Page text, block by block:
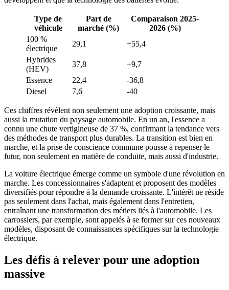
Type de
véhicule
Part de
marché (%)
Comparaison 2025-
2026 (%)
100 %
électrique
29,1
+55,4
Hybrides
(HEV)
37,8
+9,7
Essence
22,4
-36,8
Diesel
7,6 -40
Ces chiffres révèlent non seulement une adoption croissante, mais
aussi la mutation du paysage automobile. En un an, l'essence a
connu une chute vertigineuse de 37 %, confirmant la tendance vers
des méthodes de transport plus durables. La transition est bien en
marche, et la prise de conscience commune pousse à repenser le
futur, non seulement en matière de conduite, mais aussi d'industrie.
La voiture électrique émerge comme un symbole d'une révolution en
marche. Les concessionnaires s'adaptent et proposent des modèles
diversifiés pour répondre à la demande croissante. L'intérêt ne réside
pas seulement dans l'achat, mais également dans l'entretien,
entraînant une transformation des métiers liés à l'automobile. Les
carrossiers, par exemple, sont appelés à se former sur ces nouveaux
modèles, disposant de connaissances spécifiques sur la technologie
électrique.
Les défis à relever pour une adoption
massive